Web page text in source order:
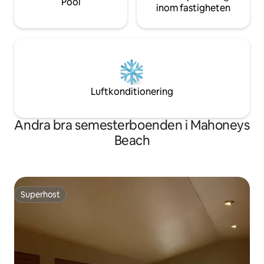
inom fastigheten
Luftkonditionering
Andra bra semesterboenden i Mahoneys
Beach
Superhost
Superhost